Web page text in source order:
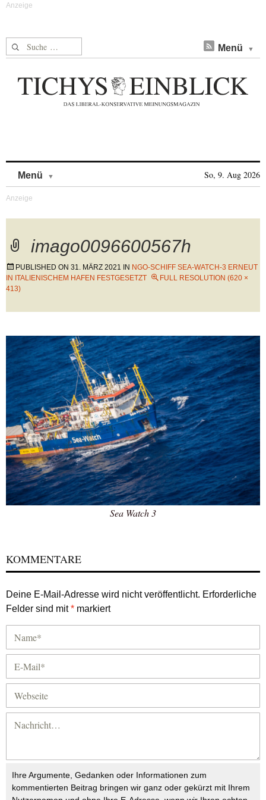
Suche nach: Menü
Menü So, 9. Aug 2026
imago0096600567h
PUBLISHED ON 31. MÄRZ 2021 IN NGO-SCHIFF SEA-WATCH-3 ERNEUT
IN ITALIENISCHEM HAFEN FESTGESETZT
FULL RESOLUTION (620 ×
413)
Sea Watch 3
KOMMENTARE
Deine E-Mail-Adresse wird nicht veröffentlicht. Erforderliche
Felder sind mit* markiert
Ihre Argumente, Gedanken oder Informationen zum
kommentierten Beitrag bringen wir ganz oder gekürzt mit Ihrem